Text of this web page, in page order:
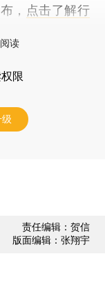
， 点击了解行
读
限
责任编辑：贺信
版面编辑：张翔宇